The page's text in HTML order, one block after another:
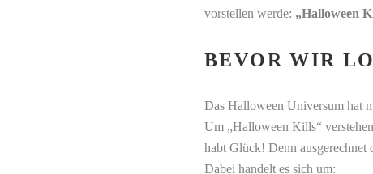
vorstellen werde: „Halloween
BEVOR WIR
Das Halloween Universum hat
Um „Halloween Kills“
habt Glück! Denn ausgerechnet
Dabei handelt es sich um: